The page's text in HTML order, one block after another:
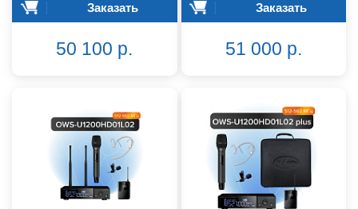
Заказать
50 100 р.
Заказать
51 000 р.